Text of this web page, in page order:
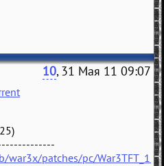
10, 31 Мая 11 09:07
patches/pc/